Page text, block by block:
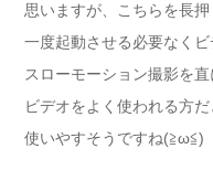
思いますが、こちらを長
一度起動させる必要なく
スローモーション撮影を直
ビデオをよく使われる方だ
使いやすそうですね(≧ω≦)